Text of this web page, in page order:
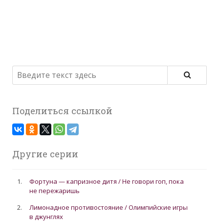
Поделиться ссылкой
Другие серии
1.
Фортуна — капризное дитя / Не говори гоп, пока
не пережаришь
2.
Лимонадное противостояние / Олимпийские игры
в джунглях